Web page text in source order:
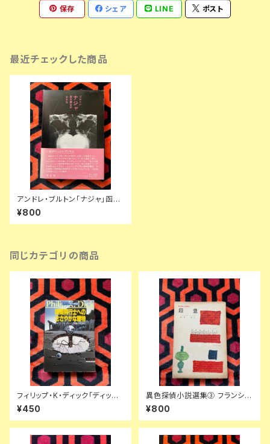
保存 シェア LINE ポスト
最近チェックした商品
アンドレ・ブルトン「ナジャ」函入
り 帯付き 巖谷國士訳 装幀:野中
ユリ 白水社 小説のシュルレアリ
スム
¥800
同じカテゴリの商品
フィリップ・K・ディック「ディック
傑作集② 時間飛行士へのささ
やかな贈物」浅倉久志・他訳 ハ
ヤカワSF文庫 早川書房
¥450
異色探偵小説選集③ フランシ
ス・アイルズ「殺意」延原謙 訳 初
版 装幀:花森安治 日本出版共同
株式会社
¥800